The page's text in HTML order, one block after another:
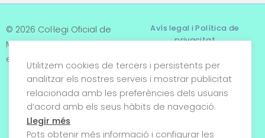
© 2026 Col·legi Oficial de
Metges de Tarragona. Tots
els drets reservats
Avís legal i Política de
privacitat
Termes i condicions
Política de cookies
Utilitzem cookies de tercers i persistents per
analitzar els nostres serveis i mostrar publicitat
relacionada amb les preferències dels usuaris
d’acord amb els seus hàbits de navegació.
Llegir més
Pots obtenir més informació i configurar les